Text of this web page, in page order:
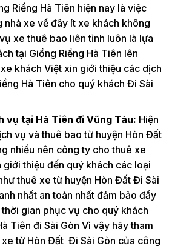
Riềng Hà Tiên hiện nay là việc
nhà xe về đây ít xe khách không
xe thuê bao liên tỉnh luôn là lựa
tại Giồng Riềng Hà Tiên lên
khách Việt xin giới thiệu các dịch
Hà Tiên cho quý khách Đi Sài
vụ tại Hà Tiên đi Vũng Tàu: Hiện
vụ và thuê bao từ huyện Hòn Đất
nhiều nên công ty cho thuê xe
giới thiệu đến quý khách các loại
thuê xe từ huyện Hòn Đất Đi Sài
nhất an toàn nhất đảm bảo đầy
gian phục vụ cho quý khách
Tiên đi Sài Gòn Vì vậy hãy tham
từ Hòn Đất Đi Sài Gòn của công